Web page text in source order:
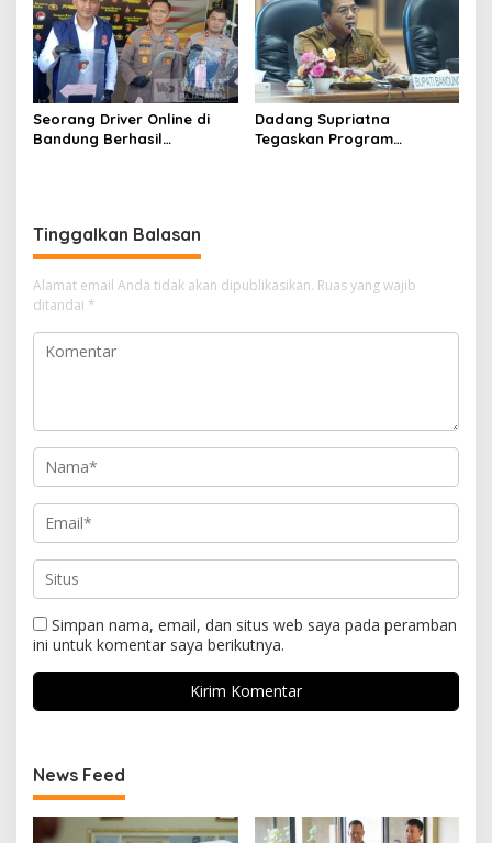
Seorang Driver Online di
Bandung Berhasil
Dadang Supriatna
Tegaskan Program
Tinggalkan Balasan
Alamat email Anda tidak akan dipublikasikan. Ruas yang wajib
ditandai *
Simpan nama, email, dan situs web saya pada peramban
ini untuk komentar saya berikutnya.
News Feed